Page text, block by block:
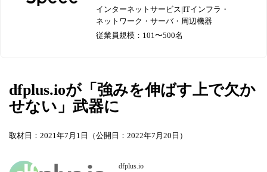
インターネットサービス|ITインフラ・
ネットワーク・サーバ・周辺機器
従業員規模：101〜500名
dfplus.ioが「強みを伸ばす上で欠か
せない」武器に
取材日：2021年7月1日（公開日：2022年7月20日）
dfplus.io